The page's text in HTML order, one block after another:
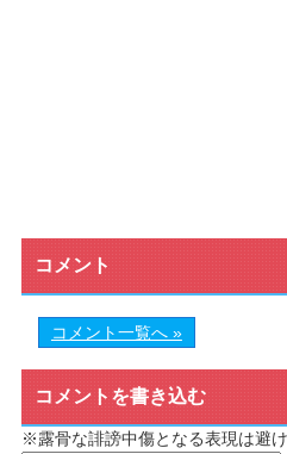
コメント
コメント一覧へ »
コメントを書き込む
※露骨な誹謗中傷となる表現は避け